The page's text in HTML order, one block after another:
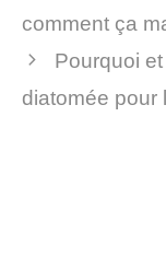
comment ça
Pourquoi
diatomée pour